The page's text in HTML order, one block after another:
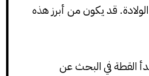
قد يكون من أبرز هذه
القطة في البحث عن